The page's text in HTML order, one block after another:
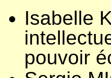
Isabelle
pouvoir